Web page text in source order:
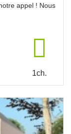
appel ! Nous
1ch.